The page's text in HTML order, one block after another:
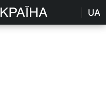
UA